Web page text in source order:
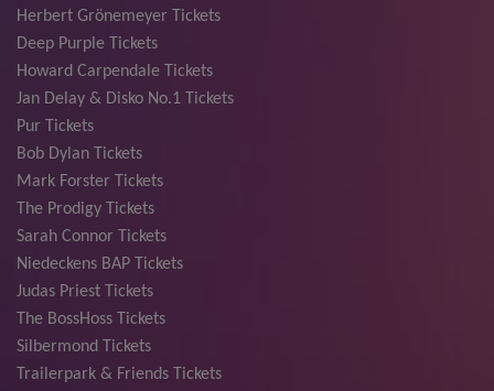
Herbert Grönemeyer Tickets
Deep Purple Tickets
Howard Carpendale Tickets
Jan Delay & Disko No.1 Tickets
Pur Tickets
Bob Dylan Tickets
Mark Forster Tickets
The Prodigy Tickets
Sarah Connor Tickets
Niedeckens BAP Tickets
Judas Priest Tickets
The BossHoss Tickets
Silbermond Tickets
Trailerpark & Friends Tickets